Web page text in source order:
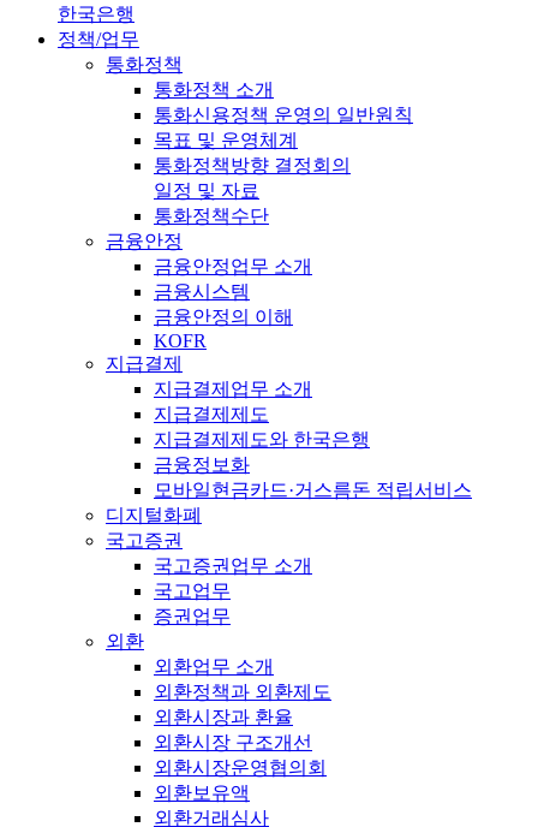
한국은행
정책/업무
통화정책
통화정책 소개
통화신용정책 운영의 일반원칙
목표 및 운영체계
통화정책방향 결정회의
일정 및 자료
통화정책수단
금융안정
금융안정업무 소개
금융시스템
금융안정의 이해
KOFR
지급결제
지급결제업무 소개
지급결제제도
지급결제제도와 한국은행
금융정보화
모바일현금카드·거스름돈 적립서비스
디지털화폐
국고증권
국고증권업무 소개
국고업무
증권업무
외환
외환업무 소개
외환정책과 외환제도
외환시장과 환율
외환시장 구조개선
외환시장운영협의회
외환보유액
외환거래심사